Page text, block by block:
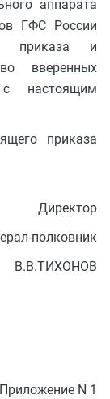
аппарата
ГФС России
приказа и
вверенных
с настоящим
приказа
Директор
полковник
В.В.ТИХОНОВ
Приложение N 1